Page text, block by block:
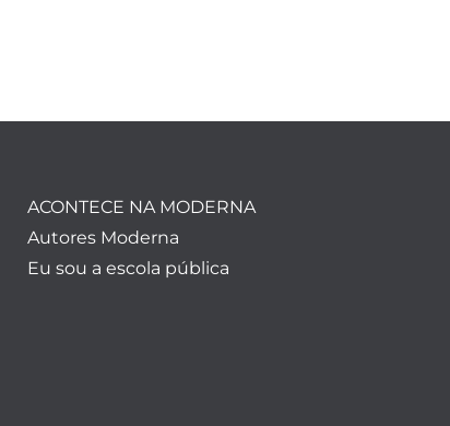
ACONTECE NA MODERNA
Autores Moderna
Eu sou a escola pública